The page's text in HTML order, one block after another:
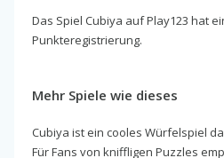
Das Spiel Cubiya auf Play123 hat
Punkteregistrierung.
Mehr Spiele wie dieses
Cubiya ist ein cooles Würfelspiel
Für Fans von kniffligen Puzzles